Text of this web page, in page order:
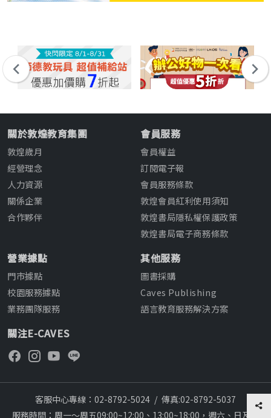
關於敦煌教育集團
敦煌歲月
經營理念
人力資源
關係企業
合作夥伴
會員服務
會員權益
訂閱電子報
會員服務條款
敦煌會員紅利使用須知
敦煌書局隱私權保護政策
敦煌書局電子商務條款
營業據點
門市據點
校園服務據點
業務團隊服務
其他服務
圖書採購
Caves Publishing
語言教育服務解決方案
關注E-CAVES
客服中心專線：02-8792-5024 / 傳真:02-8792-5037
服務時間：周一～周五09:00~12:00、13:00~18:00，週六、日及國